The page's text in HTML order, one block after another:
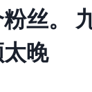
丝。
晚